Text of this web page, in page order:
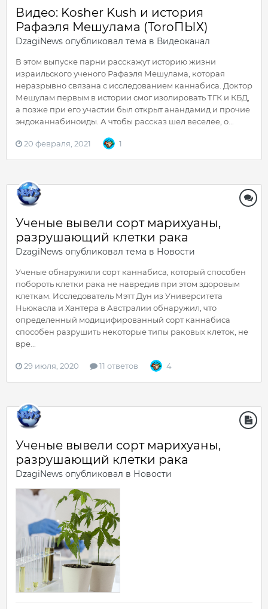
Видео: Kosher Kush и история
Рафаэля Мешулама (ToroПЫХ)
DzagiNews опубликовал тема в Видеоканал
В этом выпуске парни расскажут историю жизни
израильского ученого Рафаэля Мешулама, которая
неразрывно связана с исследованием каннабиса. Доктор
Мешулам первым в истории смог изолировать ТГК и КБД,
а позже при его участии был открыт анандамид и прочие
эндоканнабиноиды. А чтобы рассказ шел веселее, о...
20 февраля, 2021 1
Ученые вывели сорт марихуаны,
разрушающий клетки рака
DzagiNews опубликовал тема в Новости
Ученые обнаружили сорт каннабиса, который способен
побороть клетки рака не навредив при этом здоровым
клеткам. Исследователь Мэтт Дун из Университета
Ньюкасла и Хантера в Австралии обнаружил, что
определенный модицифированный сорт каннабиса
способен разрушить некоторые типы раковых клеток, не
вре...
29 июля, 2020 11 ответов 4
Ученые вывели сорт марихуаны,
разрушающий клетки рака
DzagiNews опубликовал в Новости